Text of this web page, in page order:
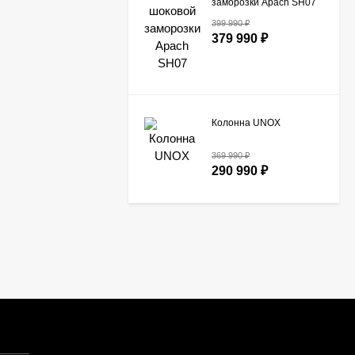
заморозки Apach SH07
399 990₽
379 990 ₽
Колонна UNOX
369 990₽
290 990 ₽